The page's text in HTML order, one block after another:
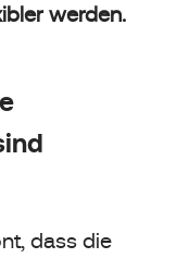
werden.
dass die